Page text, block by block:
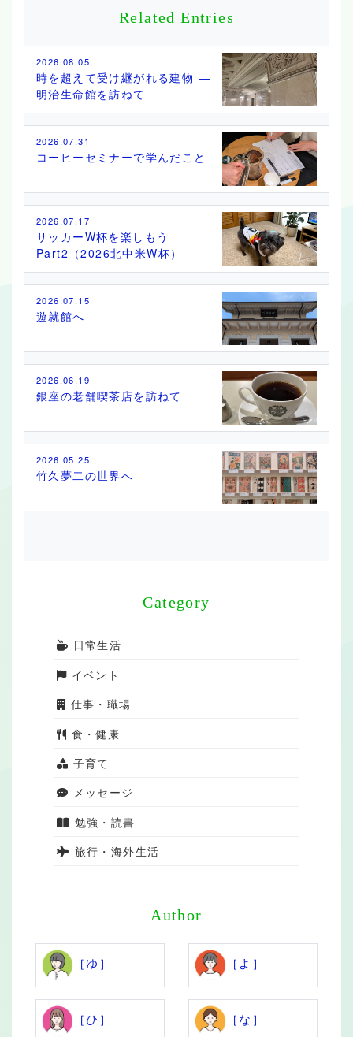
Related Entries
2026.08.05
時を超えて受け継がれる建物 ―
明治生命館を訪ねて
2026.07.31
コーヒーセミナーで学んだこと
2026.07.17
サッカーW杯を楽しもう
Part2（2026北中米W杯）
2026.07.15
遊就館へ
2026.06.19
銀座の老舗喫茶店を訪ねて
2026.05.25
竹久夢二の世界へ
Category
日常生活
イベント
仕事・職場
食・健康
子育て
メッセージ
勉強・読書
旅行・海外生活
Author
［ゆ］ ［よ］
［ひ］ ［な］